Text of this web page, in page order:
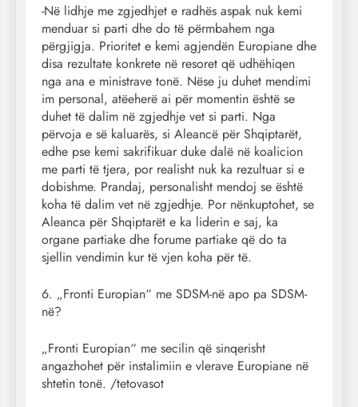
-Në lidhje me zgjedhjet e radhës aspak nuk kemi
menduar si parti dhe do të përmbahem nga
përgjigja. Prioritet e kemi agjendën Europiane dhe
disa rezultate konkrete në resoret që udhëhiqen
nga ana e ministrave tonë. Nëse ju duhet mendimi
im personal, atëeherë ai për momentin është se
duhet të dalim në zgjedhje vet si parti. Nga
përvoja e së kaluarës, si Aleancë për Shqiptarët,
edhe pse kemi sakrifikuar duke dalë në koalicion
me parti të tjera, por realisht nuk ka rezultuar si e
dobishme. Prandaj, personalisht mendoj se është
koha të dalim vet në zgjedhje. Por nënkuptohet, se
Aleanca për Shqiptarët e ka liderin e saj, ka
organe partiake dhe forume partiake që do ta
sjellin vendimin kur të vjen koha për të.
6. „Fronti Europian“ me SDSM-në apo pa SDSM-
në?
„Fronti Europian“ me secilin që sinqerisht
angazhohet për instalimiin e vlerave Europiane në
shtetin tonë. /tetovasot